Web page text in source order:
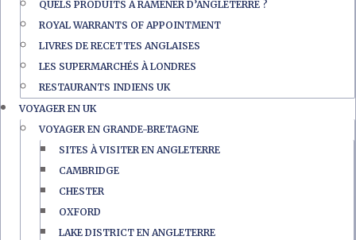
QUELS PRODUITS À RAMENER D’ANGLETERRE ?
ROYAL WARRANTS OF APPOINTMENT
LIVRES DE RECETTES ANGLAISES
LES SUPERMARCHÉS À LONDRES
RESTAURANTS INDIENS UK
VOYAGER EN UK
VOYAGER EN GRANDE-BRETAGNE
SITES À VISITER EN ANGLETERRE
CAMBRIDGE
CHESTER
OXFORD
LAKE DISTRICT EN ANGLETERRE